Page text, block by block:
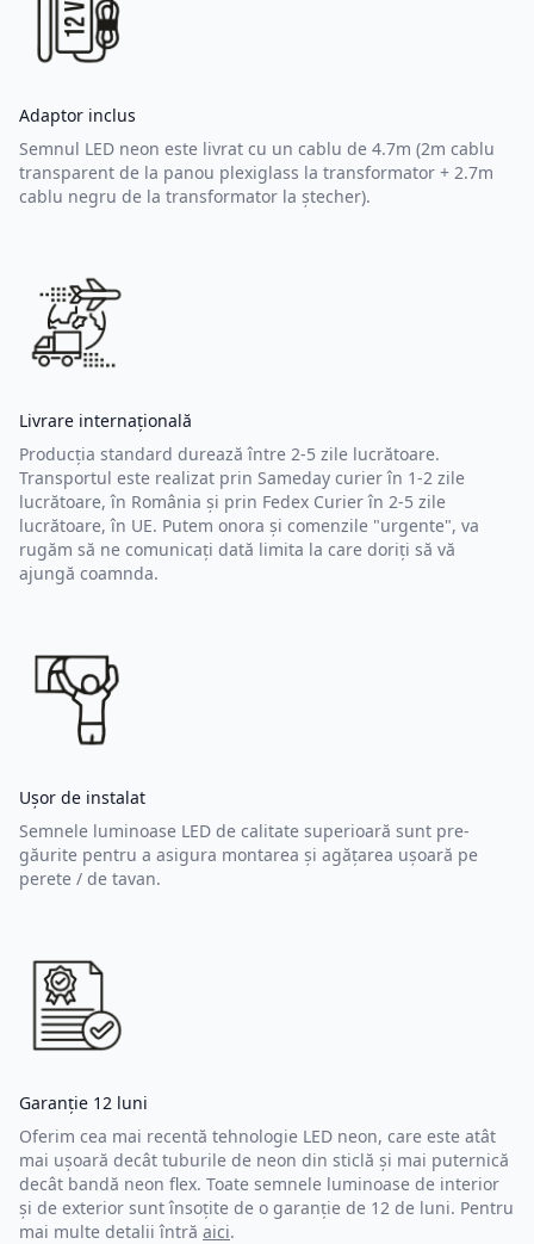
Adaptor inclus
Semnul LED neon este livrat cu un cablu de 4.7m (2m cablu
transparent de la panou plexiglass la transformator + 2.7m
cablu negru de la transformator la ștecher).
Livrare internațională
Producția standard durează între 2-5 zile lucrătoare.
Transportul este realizat prin Sameday curier în 1-2 zile
lucrătoare, în România și prin Fedex Curier în 2-5 zile
lucrătoare, în UE. Putem onora și comenzile "urgente", va
rugăm să ne comunicați dată limita la care doriți să vă
ajungă coamnda.
Ușor de instalat
Semnele luminoase LED de calitate superioară sunt pre-
găurite pentru a asigura montarea și agățarea ușoară pe
perete / de tavan.
Garanție 12 luni
Oferim cea mai recentă tehnologie LED neon, care este atât
mai ușoară decât tuburile de neon din sticlă și mai puternică
decât bandă neon flex. Toate semnele luminoase de interior
și de exterior sunt însoțite de o garanție de 12 de luni. Pentru
mai multe detalii întră aici.